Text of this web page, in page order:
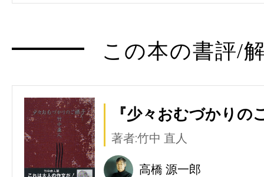
この本の書評/
『少々おむづかりの
著者:竹中 直人
高橋 源一郎